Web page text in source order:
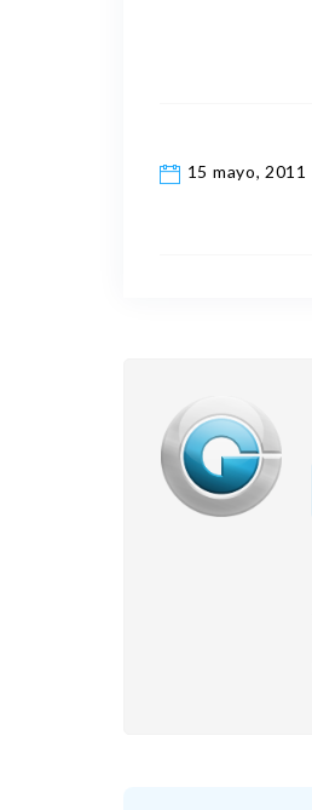
15 mayo, 2011